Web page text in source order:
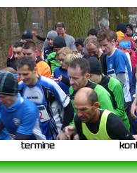
termine